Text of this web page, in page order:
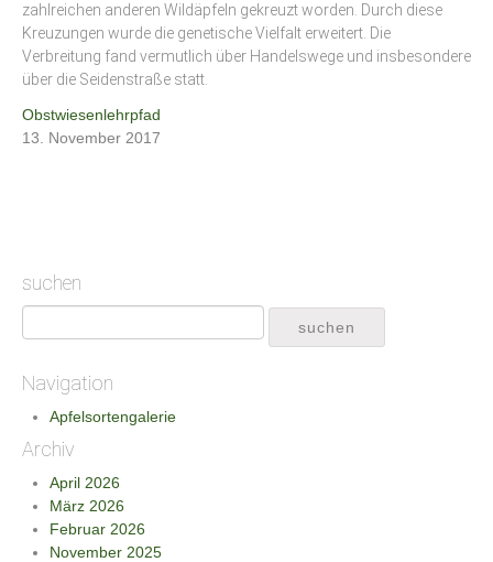
zahlreichen anderen Wildäpfeln gekreuzt worden. Durch diese
Kreuzungen wurde die genetische Vielfalt erweitert. Die
Verbreitung fand vermutlich über Handelswege und insbesondere
über die Seidenstraße statt.
Obstwiesenlehrpfad
13. November 2017
suchen
Navigation
Apfelsortengalerie
Archiv
April 2026
März 2026
Februar 2026
November 2025